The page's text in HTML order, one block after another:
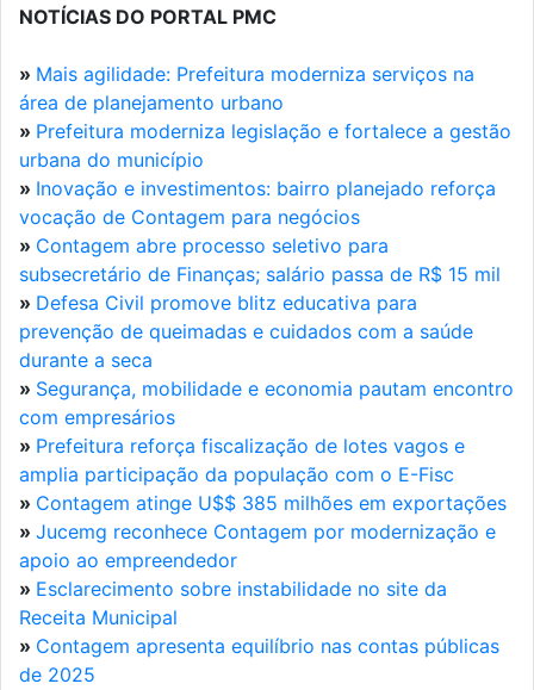
NOTÍCIAS DO PORTAL PMC
» Mais agilidade: Prefeitura moderniza serviços na
área de planejamento urbano
» Prefeitura moderniza legislação e fortalece a gestão
urbana do município
» Inovação e investimentos: bairro planejado reforça
vocação de Contagem para negócios
» Contagem abre processo seletivo para
subsecretário de Finanças; salário passa de R$ 15 mil
» Defesa Civil promove blitz educativa para
prevenção de queimadas e cuidados com a saúde
durante a seca
» Segurança, mobilidade e economia pautam encontro
com empresários
» Prefeitura reforça fiscalização de lotes vagos e
amplia participação da população com o E-Fisc
» Contagem atinge U$$ 385 milhões em exportações
» Jucemg reconhece Contagem por modernização e
apoio ao empreendedor
» Esclarecimento sobre instabilidade no site da
Receita Municipal
» Contagem apresenta equilíbrio nas contas públicas
de 2025